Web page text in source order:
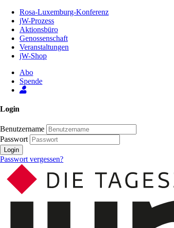
Inhalt
Seite
Rosa-Luxemburg-Konferenz
jW-Prozess
Aktionsbüro
Genossenschaft
Veranstaltungen
jW-Shop
Abo
Spende
Login
Benutzername
Passwort
Login
Passwort vergessen?